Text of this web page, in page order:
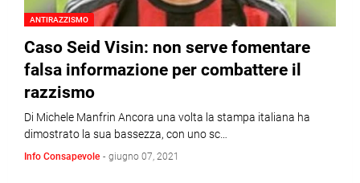
ANTIRAZZISMO
Caso Seid Visin: non serve fomentare
falsa informazione per combattere il
razzismo
Di Michele Manfrin Ancora una volta la stampa italiana ha
dimostrato la sua bassezza, con uno sc…
Info Consapevole - giugno 07, 2021